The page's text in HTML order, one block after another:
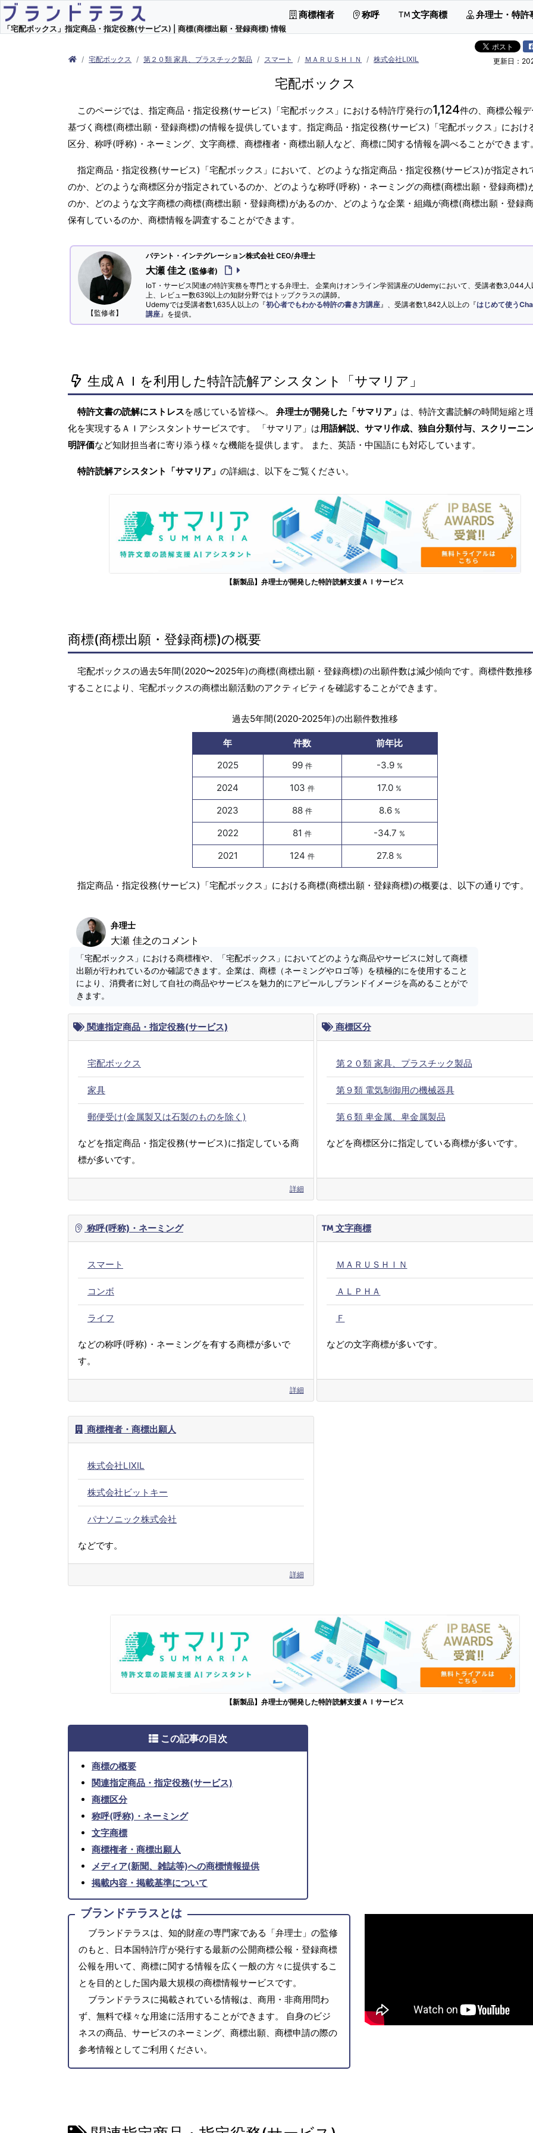
「宅配ボックス」指定商品・指定役務(サービス) | 商標(商標出願・登録商標) 情報
商標権者 称呼 文字商標 弁理士・特許
宅配ボックス 第２０類 家具、プラスチック製品 スマート ＭＡＲＵＳＨＩＮ 株式会社LIXIL 更新日：
宅配ボックス
このページでは、指定商品・指定役務(サービス)「宅配ボックス」における特許庁発行の1,124件の、商標公報
基づく商標(商標出願・登録商標)の情報を提供しています。指定商品・指定役務(サービス)「宅配ボックス」におけ
区分、称呼(呼称)・ネーミング、文字商標、商標権者・商標出願人など、商標に関する情報を調べることができます
指定商品・指定役務(サービス)「宅配ボックス」において、どのような指定商品・指定役務(サービス)が指定され
のか、どのような商標区分が指定されているのか、どのような称呼(呼称)・ネーミングの商標(商標出願・登録商標)
のか、どのような文字商標の商標(商標出願・登録商標)があるのか、どのような企業・組織が商標(商標出願・登録
保有しているのか、商標情報を調査することができます。
【監修者】
パテント・インテグレーション株式会社 CEO/弁理士
大瀬 佳之 (監修者)
IoT・サービス関連の特許実務を専門とする弁理士。 企業向けオンライン学習講座のUdemyにおいて、受講者数3,044人
上、レビュー数639以上の知財分野ではトップクラスの講師。
Udemyでは受講者数1,635人以上の『初心者でもわかる特許の書き方講座 』、受講者数1,842人以上の『はじめて使う
講座 』を提供。
生成ＡＩを利用した特許読解アシスタント「サマリア」
特許文書の読解にストレスを感じている皆様へ。 弁理士が開発した「サマリア」 は、特許文書読解の時間短縮と
化を実現するＡＩアシスタントサービスです。 「サマリア」は用語解説、サマリ作成、独自分類付与、スクリーニ
明評価など知財担当者に寄り添う様々な機能を提供します。 また、英語・中国語にも対応しています。
特許読解アシスタント「サマリア」 の詳細は、以下をご覧ください。
【新製品】弁理士が開発した特許読解支援ＡＩサービス
商標(商標出願・登録商標)の概要
宅配ボックスの過去5年間(2020〜2025年)の商標(商標出願・登録商標)の出願件数は減少傾向です。商標件数推
することにより、宅配ボックスの商標出願活動のアクティビティを確認することができます。
過去5年間(2020-2025年)の出願件数推移
年 件数
前年比
2025
99件 -3.9 %
2024 103件 17.0 %
2023 88件 8.6 %
2022 81件 -34.7 %
2021 124件 27.8 %
指定商品・指定役務(サービス)「宅配ボックス」における商標(商標出願・登録商標)の概要は、以下の通りです。
弁理士
大瀬 佳之のコメント
「宅配ボックス」における商標権や、「宅配ボックス」においてどのような商品やサービスに対して商標
出願が行われているのか確認できます。企業は、商標（ネーミングやロゴ等）を積極的にを使用すること
により、消費者に対して自社の商品やサービスを魅力的にアピールしブランドイメージを高めることがで
きます。
関連指定商品・指定役務(サービス)
宅配ボックス
家具
郵便受け(金属製又は石製のものを除く)
などを指定商品・指定役務(サービス)に指定している商
標が多いです。
詳細
商標区分
第２０類 家具、プラスチック製品
第９類 電気制御用の機械器具
第６類 卑金属、卑金属製品
などを商標区分に指定している商標が多いです。
称呼(呼称)・ネーミング
スマート
コンボ
ライフ
などの称呼(呼称)・ネーミングを有する商標が多いで
す。
詳細
文字商標
ＭＡＲＵＳＨＩＮ
ＡＬＰＨＡ
Ｆ
などの文字商標が多いです。
商標権者・商標出願人
株式会社LIXIL
株式会社ビットキー
パナソニック株式会社
などです。
詳細
【新製品】弁理士が開発した特許読解支援ＡＩサービス
この記事の目次
商標の概要
関連指定商品・指定役務(サービス)
商標区分
称呼(呼称)・ネーミング
文字商標
商標権者・商標出願人
メディア(新聞、雑誌等)への商標情報提供
掲載内容・掲載基準について
ブランドテラスとは
ブランドテラスは、知的財産の専門家である「弁理士」の監修
のもと、日本国特許庁が発行する最新の公開商標公報・登録商標
公報を用いて、商標に関する情報を広く一般の方々に提供するこ
とを目的とした国内最大規模の商標情報サービスです。
ブランドテラスに掲載されている情報は、商用・非商用問わ
ず、無料で様々な用途に活用することができます。 自身のビジ
ネスの商品、サービスのネーミング、商標出願、商標申請の際の
参考情報としてご利用ください。